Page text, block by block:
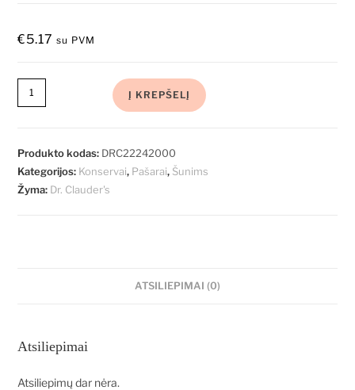
€5.17 su PVM
Į KREPŠELĮ
Produkto kodas: DRC22242000
Kategorijos: Konservai, Pašarai, Šunims
Žyma: Dr. Clauder's
ATSILIEPIMAI (0)
Atsiliepimai
Atsiliepimų dar nėra.